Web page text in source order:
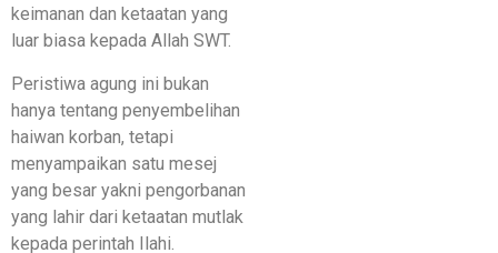
keimanan dan ketaatan yang
luar biasa kepada Allah SWT.
Peristiwa agung ini bukan
hanya tentang penyembelihan
haiwan korban, tetapi
menyampaikan satu mesej
yang besar yakni pengorbanan
yang lahir dari ketaatan mutlak
kepada perintah Ilahi.